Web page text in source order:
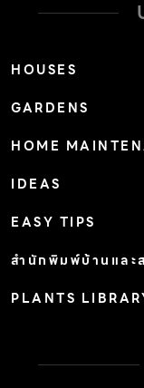
วก่อสร้างด้วยวัสดุที่
คอนกรีต เหล็ก กระจ
ได้ เนื่องจากลักษณ
มาตามบันไดขั้นเล็
หนาวที่ผิวน้ำนิ่งสง
การออกแบบให้มีส
HOUSES
GARDENS
HOME
IDEAS
EASY TIPS
สำนักพิมพ์บ้านและ
PLANTS